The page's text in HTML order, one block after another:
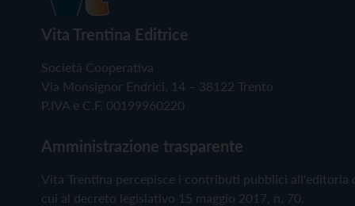
Vita Trentina Editrice
Società Cooperativa
Via Monsignor Endrici, 14 – 38122 Trento
P.IVA e C.F. 00199960220
Amministrazione trasparente
Vita Trentina percepisce i contributi pubblici all'editoria
cui al decreto legislativo 15 maggio 2017, n. 70.